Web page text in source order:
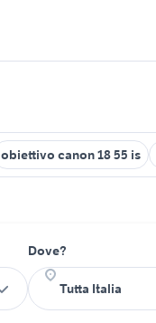
obiettivo canon 18 55 is
Dove?